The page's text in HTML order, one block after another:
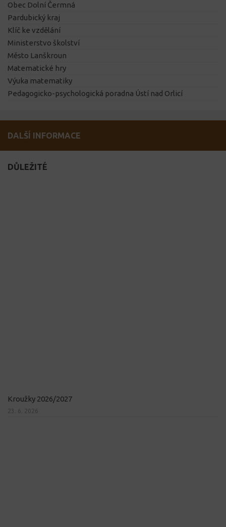
Obec Dolní Čermná
Pardubický kraj
Klíč ke vzdělání
Ministerstvo školství
Město Lanškroun
Matematické hry
Výuka matematiky
Pedagogicko-psychologická poradna Ústí nad Orlicí
DALŠÍ INFORMACE
DŮLEŽITÉ
Kroužky 2026/2027
23. 6. 2026